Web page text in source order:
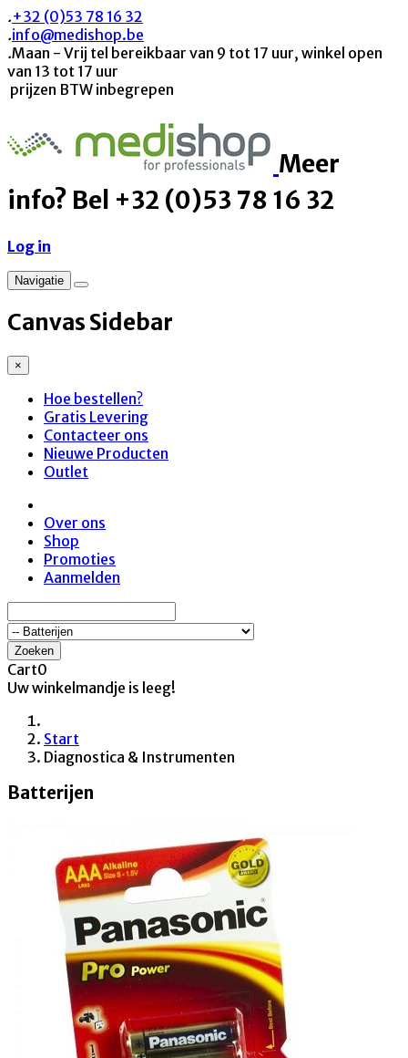
.+32 (0)53 78 16 32
.info@medishop.be
.Maan - Vrij tel bereikbaar van 9 tot 17 uur, winkel open
van 13 tot 17 uur
prijzen BTW inbegrepen
Meer
info? Bel +32 (0)53 78 16 32
Log in
Navigatie
Canvas Sidebar
×
Hoe bestellen?
Gratis Levering
Contacteer ons
Nieuwe Producten
Outlet
Over ons
Shop
Promoties
Aanmelden
Zoeken
Cart0
Uw winkelmandje is leeg!
Start
Diagnostica & Instrumenten
Batterijen